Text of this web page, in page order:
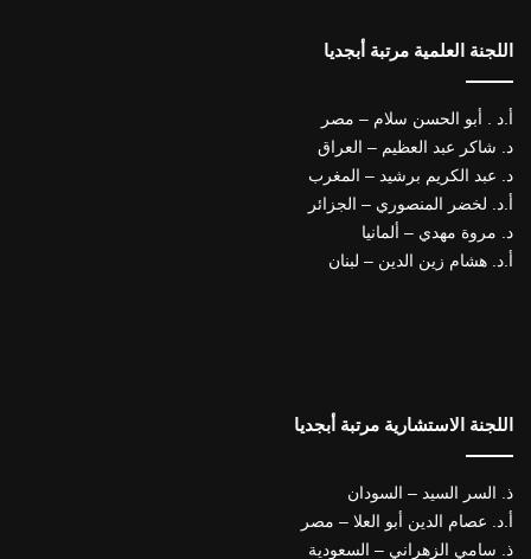
اللجنة العلمية مرتبة أبجديا
أ.د . أبو الحسن سلام – مصر
د. شاكر عبد العظيم – العراق
د. عبد الكريم برشيد – المغرب
أ.د. لخضر المنصوري – الجزائر
د. مروة مهدي – ألمانيا
أ.د. هشام زين الدين – لبنان
اللجنة الاستشارية مرتبة أبجديا
ذ. السر السيد – السودان
أ.د. عصام الدين أبو العلا – مصر
ذ. سامي الزهراني – السعودية